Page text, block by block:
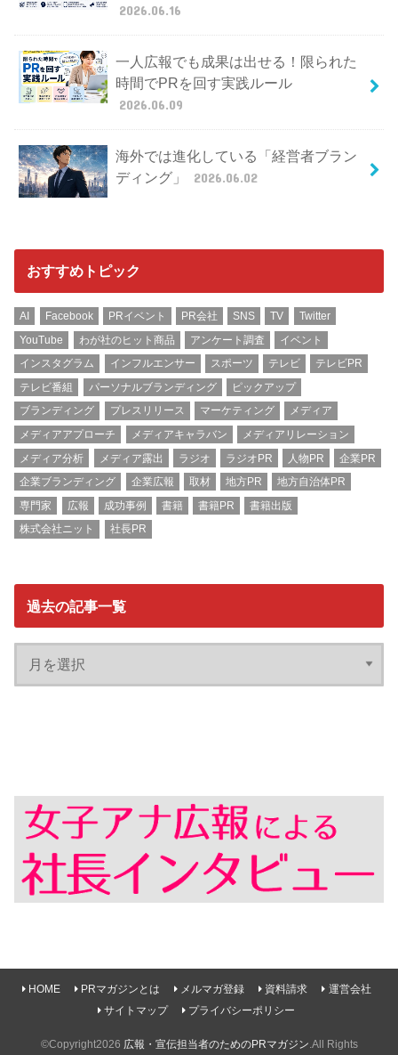
2026.06.16
一人広報でも成果は出せる！限られた
時間でPRを回す実践ルール
2026.06.09
海外では進化している「経営者ブラン
ディング」
2026.06.02
おすすめトピック
AI Facebook PRイベント PR会社 SNS TV
Twitter
YouTube
わが社のヒット商品 アンケート調査
イベント
インスタグラム
インフルエンサー スポーツ テレビ
テレビPR
テレビ番組
パーソナルブランディング
ピックアップ
ブランディング
プレスリリース マーケティング
メディア
メディアアプローチ
メディアキャラバン
メディアリレーション
メディア分析
メディア露出 ラジオ ラジオPR 人物PR
企業PR
企業ブランディング
企業広報 取材 地方PR
地方自治体PR
専門家
広報 成功事例 書籍 書籍PR
書籍出版
株式会社ニット
社長PR
過去の記事一覧
HOME PRマガジンとは メルマガ登録 資料請求
運営会社
サイトマップ
プライバシーポリシー
©Copyright2026 広報・宣伝担当者のためのPRマガジン .All Rights